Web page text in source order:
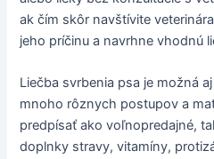
ak čím skôr navštívite
jeho príčinu a navrhne vhodnú
Liečba svrbenia psa je možná
mnoho rôznych postupov a
predpísať ako voľnopredajné,
doplnky stravy, vitamíny,